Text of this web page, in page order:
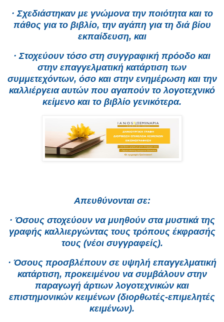
· Σχεδιάστηκαν με γνώμονα την ποιότητα και το
πάθος για το βιβλίο, την αγάπη για τη διά βίου
εκπαίδευση, και
· Στοχεύουν τόσο στη συγγραφική πρόοδο και
στην επαγγελματική κατάρτιση των
συμμετεχόντων, όσο και στην ενημέρωση και την
καλλιέργεια αυτών που αγαπούν το λογοτεχνικό
κείμενο και το βιβλίο γενικότερα.
Απευθύνονται σε:
· Όσους στοχεύουν να μυηθούν στα μυστικά της
γραφής καλλιεργώντας τους τρόπους έκφρασής
τους (νέοι συγγραφείς).
· Όσους προσβλέπουν σε υψηλή επαγγελματική
κατάρτιση, προκειμένου να συμβάλουν στην
παραγωγή άρτιων λογοτεχνικών και
επιστημονικών κειμένων (διορθωτές-επιμελητές
κειμένων).